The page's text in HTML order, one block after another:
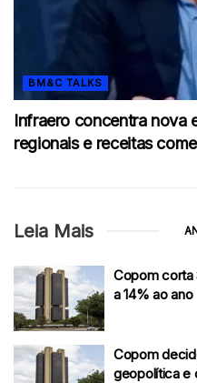
BM&C TALKS
Infraero concentra nova
regionais e receitas
Leia Mais
Copom corta
a 14% ao ano
Copom
geopolítica e